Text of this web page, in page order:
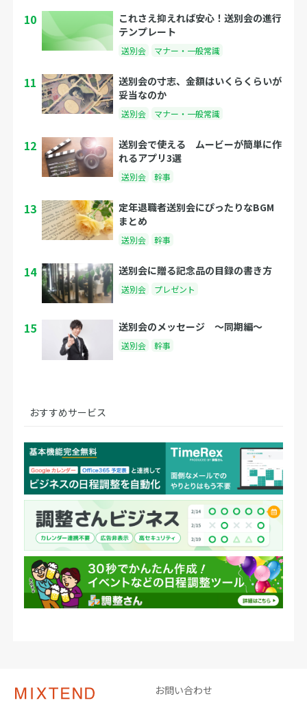
10
これさえ抑えれば安心！送別会の進行
テンプレート
送別会 マナー・一般常識
11
送別会の寸志、金額はいくらくらいが
妥当なのか
送別会 マナー・一般常識
12
送別会で使える ムービーが簡単に作
れるアプリ3選
送別会 幹事
13
定年退職者送別会にぴったりなBGM
まとめ
送別会 幹事
14 送別会に贈る記念品の目録の書き方
送別会 プレゼント
15 送別会のメッセージ 〜同期編〜
送別会 幹事
おすすめサービス
お問い合わせ